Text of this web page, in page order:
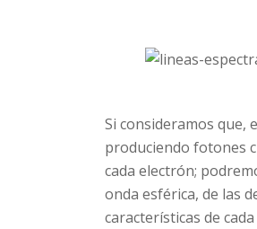
Si consideramos que,
produciendo fotones
cada electrón;
onda esférica, de las
características de